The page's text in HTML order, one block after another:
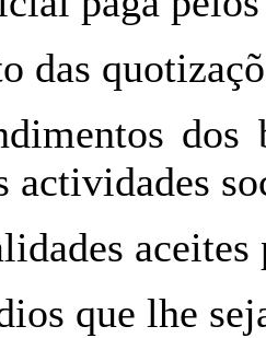
das
dos
actividades
aceites
que lhe